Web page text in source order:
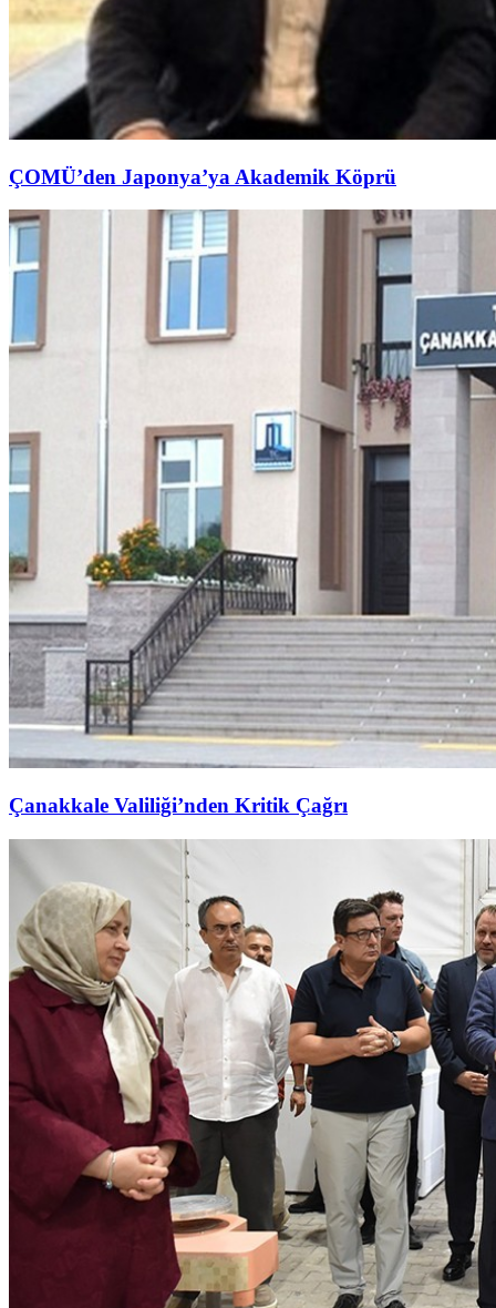
ÇOMÜ’den Japonya’ya Akademik Köprü
Çanakkale Valiliği’nden Kritik Çağrı